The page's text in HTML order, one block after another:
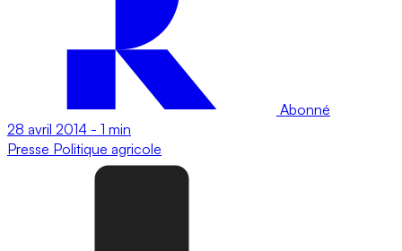
Abonné
28 avril 2014 - 1 min
Presse Politique agricole